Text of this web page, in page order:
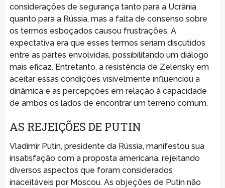
considerações de segurança tanto para a Ucrânia
quanto para a Rússia, mas a falta de consenso sobre
os termos esboçados causou frustrações. A
expectativa era que esses termos seriam discutidos
entre as partes envolvidas, possibilitando um diálogo
mais eficaz. Entretanto, a resistência de Zelensky em
aceitar essas condições visivelmente influenciou a
dinâmica e as percepções em relação à capacidade
de ambos os lados de encontrar um terreno comum.
AS REJEIÇÕES DE PUTIN
Vladimir Putin, presidente da Rússia, manifestou sua
insatisfação com a proposta americana, rejeitando
diversos aspectos que foram considerados
inaceitáveis por Moscou. As objeções de Putin não